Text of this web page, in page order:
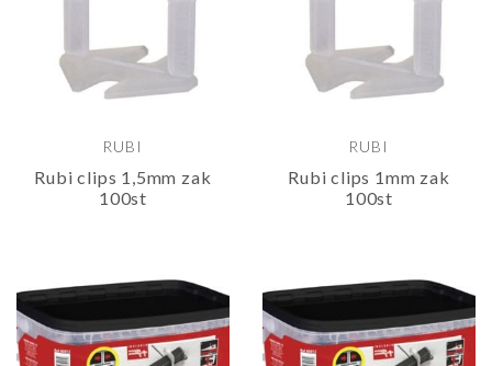
RUBI
Rubi clips 1,5mm zak
100st
RUBI
Rubi clips 1mm zak
100st